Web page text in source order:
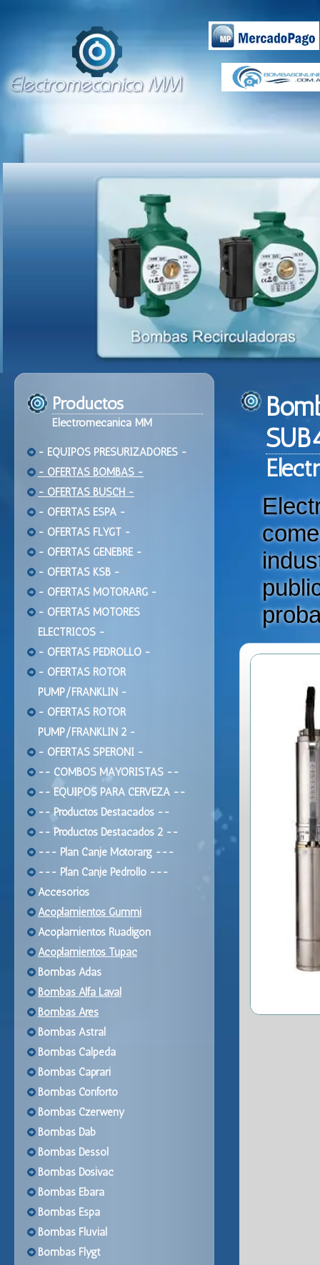
Productos
Electromecanica MM
- EQUIPOS PRESURIZADORES -
- OFERTAS BOMBAS -
- OFERTAS BUSCH -
- OFERTAS ESPA -
- OFERTAS FLYGT -
- OFERTAS GENEBRE -
- OFERTAS KSB -
- OFERTAS MOTORARG -
- OFERTAS MOTORES
ELECTRICOS -
- OFERTAS PEDROLLO -
- OFERTAS ROTOR
PUMP/FRANKLIN -
- OFERTAS ROTOR
PUMP/FRANKLIN 2 -
- OFERTAS SPERONI -
-- COMBOS MAYORISTAS --
-- EQUIPOS PARA CERVEZA --
-- Productos Destacados --
-- Productos Destacados 2 --
--- Plan Canje Motorarg ---
--- Plan Canje Pedrollo ---
Accesorios
Acoplamientos Gummi
Acoplamientos Ruadigon
Acoplamientos Tupac
Bombas Adas
Bombas Alfa Laval
Bombas Ares
Bombas Astral
Bombas Calpeda
Bombas Caprari
Bombas Conforto
Bombas Czerweny
Bombas Dab
Bombas Dessol
Bombas Dosivac
Bombas Ebara
Bombas Espa
Bombas Fluvial
Bombas Flygt
Ele